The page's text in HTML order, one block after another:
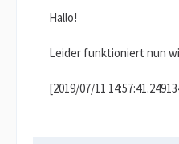
Hallo!
Leider funktioniert nun
[2019/07/11